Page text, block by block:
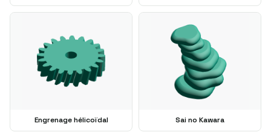
Engrenage hélicoïdal Sai no Kawara